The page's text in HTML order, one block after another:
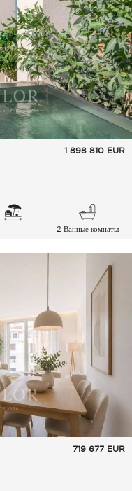
1 898 810 EUR
2 Ванные комнаты
719 677 EUR